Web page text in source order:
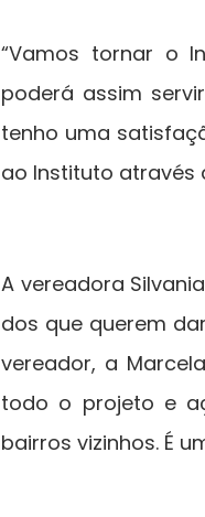
“Vamos tornar o
poderá assim
tenho uma
ao Instituto através
A vereadora
dos que querem
vereador, a
todo o projeto e
bairros vizinhos. É